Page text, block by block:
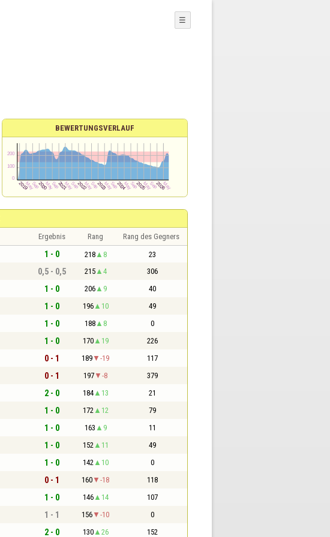
☰
BEWERTUNGSVERLAUF
Ergebnis Rang Rang des Gegners
1 - 0 218 8 23
0,5 - 0,5 215 4 306
1 - 0 206 9 40
1 - 0 196 10 49
1 - 0 188 8 0
1 - 0 170 19 226
0 - 1 189 -19 117
0 - 1 197 -8 379
2 - 0 184 13 21
1 - 0 172 12 79
1 - 0 163 9 11
1 - 0 152 11 49
1 - 0 142 10 0
0 - 1 160 -18 118
1 - 0 146 14 107
1 - 1 156 -10 0
2 - 0 130 26 152